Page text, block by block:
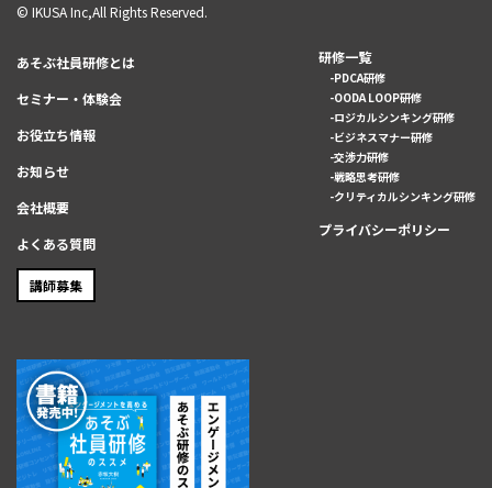
© IKUSA Inc,All Rights Reserved.
あそぶ社員研修とは
セミナー・体験会
お役立ち情報
お知らせ
会社概要
よくある質問
講師募集
研修一覧
PDCA研修
OODA LOOP研修
ロジカルシンキング研修
ビジネスマナー研修
交渉力研修
戦略思考研修
クリティカルシンキング研修
プライバシーポリシー